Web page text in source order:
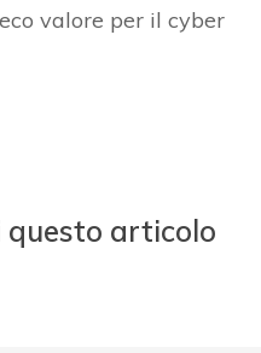
valore per il cyber
articolo